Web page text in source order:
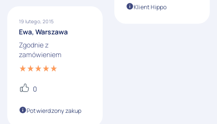
Klient Hippo
19 lutego, 2015
Ewa, Warszawa
Zgodnie z
zamówieniem
0
Potwierdzony zakup